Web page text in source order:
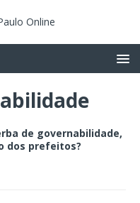
de governabilidade,
dos prefeitos?